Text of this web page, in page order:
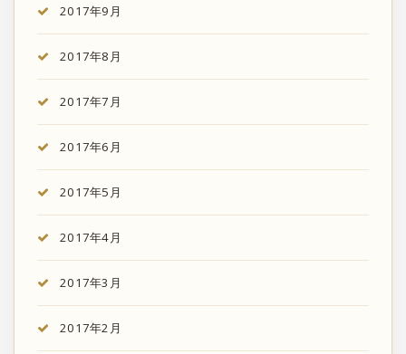
2017年9月
2017年8月
2017年7月
2017年6月
2017年5月
2017年4月
2017年3月
2017年2月